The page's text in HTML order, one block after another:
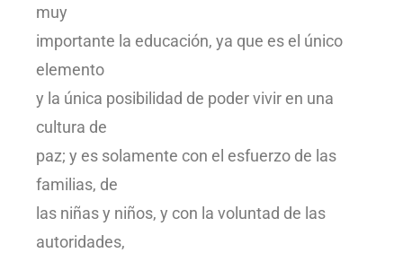
muy
importante la educación, ya que es el único
elemento
y la única posibilidad de poder vivir en una
cultura de
paz; y es solamente con el esfuerzo de las
familias, de
las niñas y niños, y con la voluntad de las
autoridades,